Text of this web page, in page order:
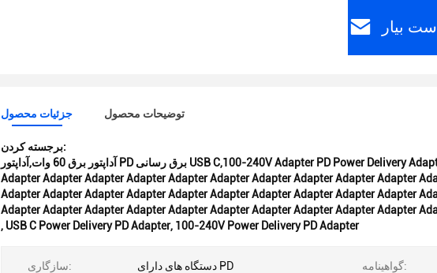
بیار
جزئیات محصول توضیحات محصول
برجسته کردن:
آداپتور برق 60 وات,آداپتور PD برق رسانی USB C,100-240V Adapter PD Power Delivery Adapter Adapter Adapter Adapter Adapter Adapter Adapter
Adapter Adapter Adapter Adapter Adapter Adapter Adapter Adapter Adapter Adapter
Adapter Adapter Adapter Adapter Adapter Adapter Adapter Adapter Adapter Adapter
Adapter Adapter Adapter Adapter Adapter Adapter Adapter Adapter Adapter Adapter
, USB C Power Delivery PD Adapter, 100-240V Power Delivery PD Adapter
سازگاری: دستگاه های دارای PD گواهینامه: